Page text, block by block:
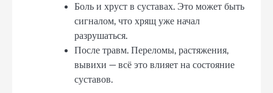
Боль и хруст в суставах. Это может быть
сигналом, что хрящ уже начал
разрушаться.
После травм. Переломы, растяжения,
вывихи — всё это влияет на состояние
суставов.